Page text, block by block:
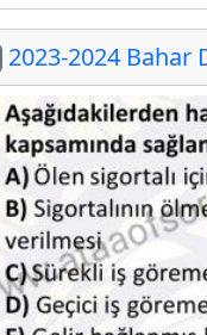
2023-2024 Bahar